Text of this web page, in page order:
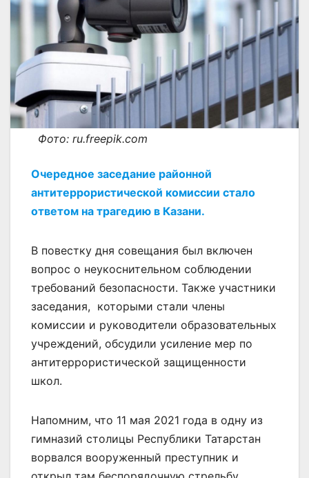
Фото: ru.freepik.com
Очередное заседание районной
антитеррористической комиссии стало
ответом на трагедию в Казани.
В повестку дня совещания был включен
вопрос о неукоснительном соблюдении
требований безопасности. Также участники
заседания, которыми стали члены
комиссии и руководители образовательных
учреждений, обсудили усиление мер по
антитеррористической защищенности
школ.
Напомним, что 11 мая 2021 года в одну из
гимназий столицы Республики Татарстан
ворвался вооруженный преступник и